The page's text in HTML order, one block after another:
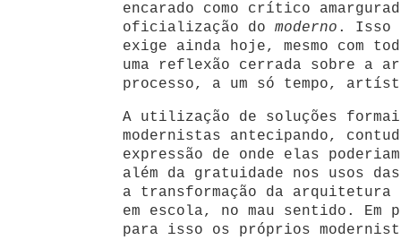
encarado como crítico
oficialização do moderno . Isso
exige ainda hoje, mesmo com
uma reflexão cerrada sobre a
processo, a um só tempo,
A utilização de soluções
modernistas antecipando,
expressão de onde elas
além da gratuidade nos usos
a transformação da
em escola, no mau sentido.
para isso os próprios